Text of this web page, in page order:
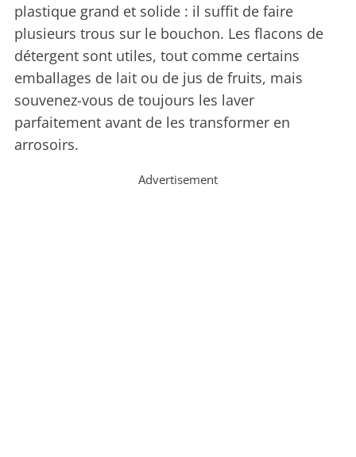
plastique grand et solide : il suffit de faire
plusieurs trous sur le bouchon. Les flacons de
détergent sont utiles, tout comme certains
emballages de lait ou de jus de fruits, mais
souvenez-vous de toujours les laver
parfaitement avant de les transformer en
arrosoirs.
Advertisement